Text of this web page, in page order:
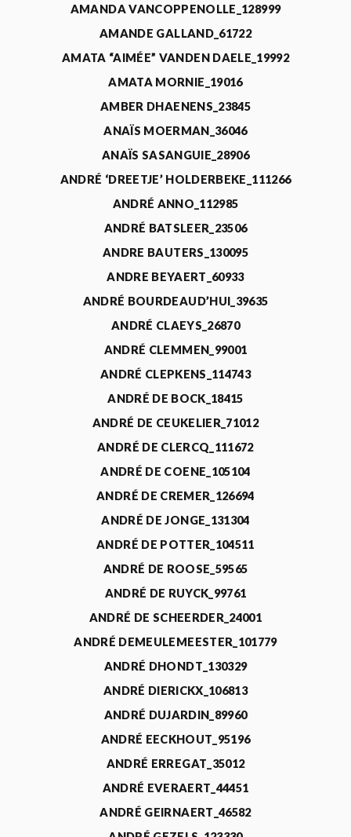
AMANDA VANCOPPENOLLE_128999
AMANDE GALLAND_61722
AMATA “AIMÉE” VANDEN DAELE_19992
AMATA MORNIE_19016
AMBER DHAENENS_23845
ANAÏS MOERMAN_36046
ANAÏS SASANGUIE_28906
ANDRÉ ‘DREETJE’ HOLDERBEKE_111266
ANDRÉ ANNO_112985
ANDRÉ BATSLEER_23506
ANDRE BAUTERS_130095
ANDRE BEYAERT_60933
ANDRÉ BOURDEAUD’HUI_39635
ANDRÉ CLAEYS_26870
ANDRÉ CLEMMEN_99001
ANDRÉ CLEPKENS_114743
ANDRÉ DE BOCK_18415
ANDRÉ DE CEUKELIER_71012
ANDRÉ DE CLERCQ_111672
ANDRÉ DE COENE_105104
ANDRÉ DE CREMER_126694
ANDRÉ DE JONGE_131304
ANDRÉ DE POTTER_104511
ANDRÉ DE ROOSE_59565
ANDRÉ DE RUYCK_99761
ANDRÉ DE SCHEERDER_24001
ANDRÉ DEMEULEMEESTER_101779
ANDRÉ DHONDT_130329
ANDRÉ DIERICKX_106813
ANDRÉ DUJARDIN_89960
ANDRÉ EECKHOUT_95196
ANDRÉ ERREGAT_35012
ANDRÉ EVERAERT_44451
ANDRÉ GEIRNAERT_46582